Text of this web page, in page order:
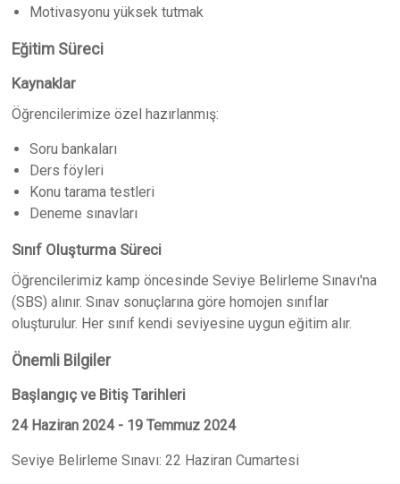
Motivasyonu yüksek tutmak
Eğitim Süreci
Kaynaklar
Öğrencilerimize özel hazırlanmış:
Soru bankaları
Ders föyleri
Konu tarama testleri
Deneme sınavları
Sınıf Oluşturma Süreci
Öğrencilerimiz kamp öncesinde Seviye Belirleme Sınavı'na
(SBS) alınır. Sınav sonuçlarına göre homojen sınıflar
oluşturulur. Her sınıf kendi seviyesine uygun eğitim alır.
Önemli Bilgiler
Başlangıç ve Bitiş Tarihleri
24 Haziran 2024 - 19 Temmuz 2024
Seviye Belirleme Sınavı: 22 Haziran Cumartesi